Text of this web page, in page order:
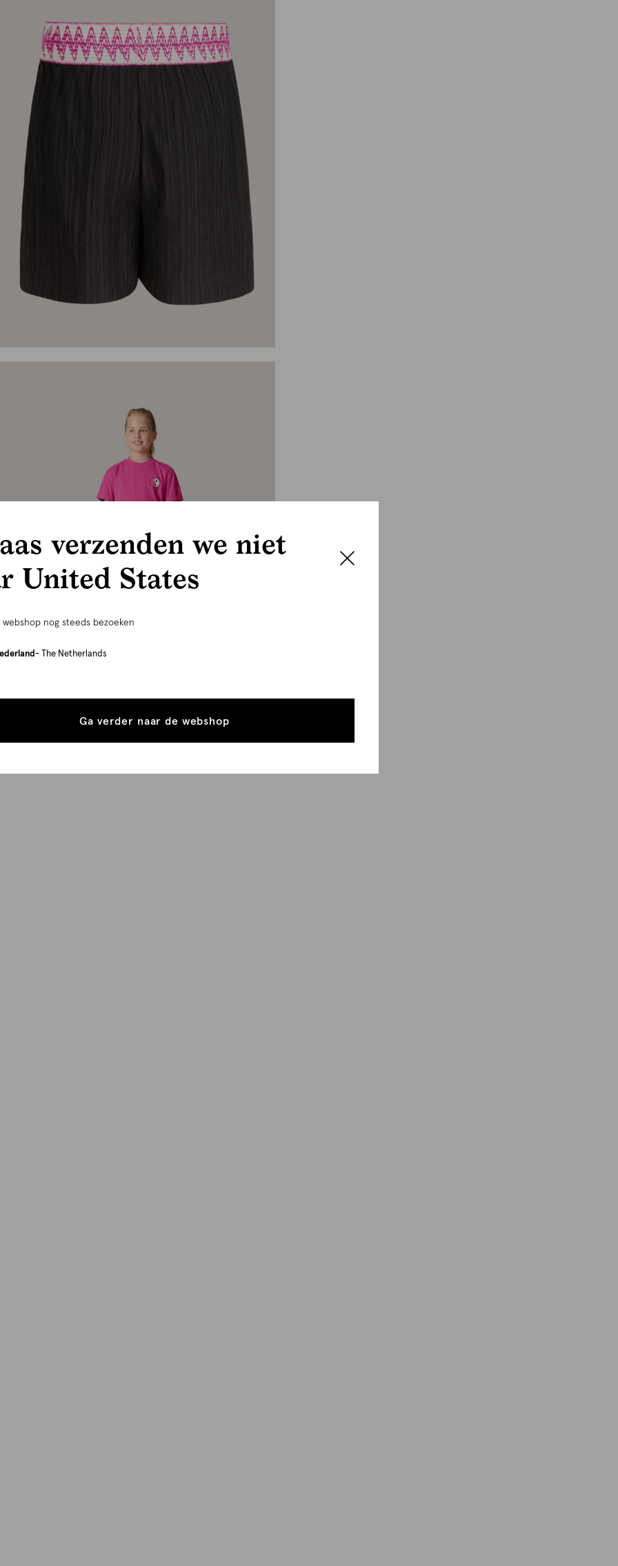
verzenden we niet
United States
nog steeds bezoeken
- The Netherlands
Ga verder naar de webshop